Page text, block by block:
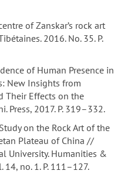
of Zanskar’s rock art
2016. No. 35. P.
of Human Presence in
New Insights from
Their Effects on the
Press, 2017. P. 319–332.
on the Rock Art of the
Plateau of China //
University. Humanities &
14, no. 1. P. 111–127.